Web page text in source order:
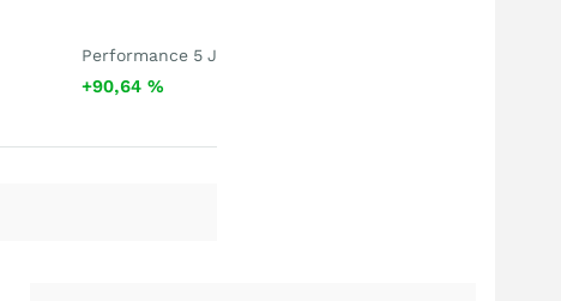
Performance 5 J
+90,64 %